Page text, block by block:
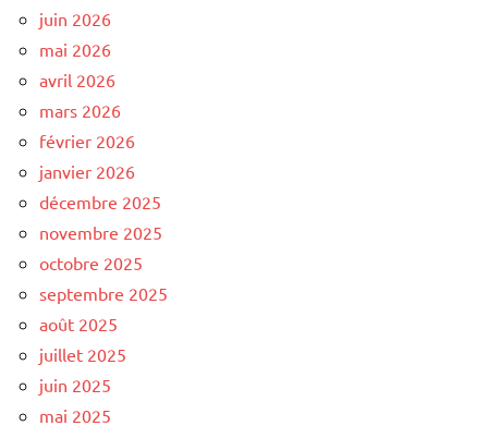
juin 2026
mai 2026
avril 2026
mars 2026
février 2026
janvier 2026
décembre 2025
novembre 2025
octobre 2025
septembre 2025
août 2025
juillet 2025
juin 2025
mai 2025